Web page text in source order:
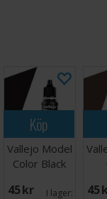
LP-57
LP-2 Vit
LP-3 Platt
LP-11 Silver
LP-27 Tysk
LP-54 Mörkt
LP-61
LP-65 Rubber
LP-66 Flat
Köp
Vallejo Model
Color Black
45 SEK I lager: 45